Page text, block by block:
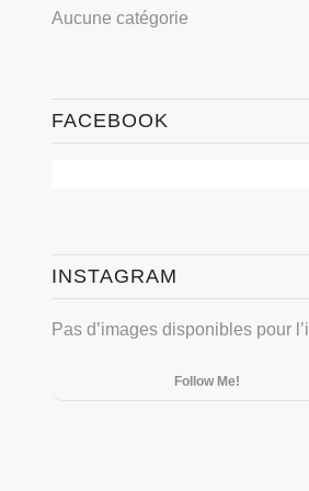
Aucune catégorie
FACEBOOK
INSTAGRAM
Pas d’images disponibles pour
Follow Me!